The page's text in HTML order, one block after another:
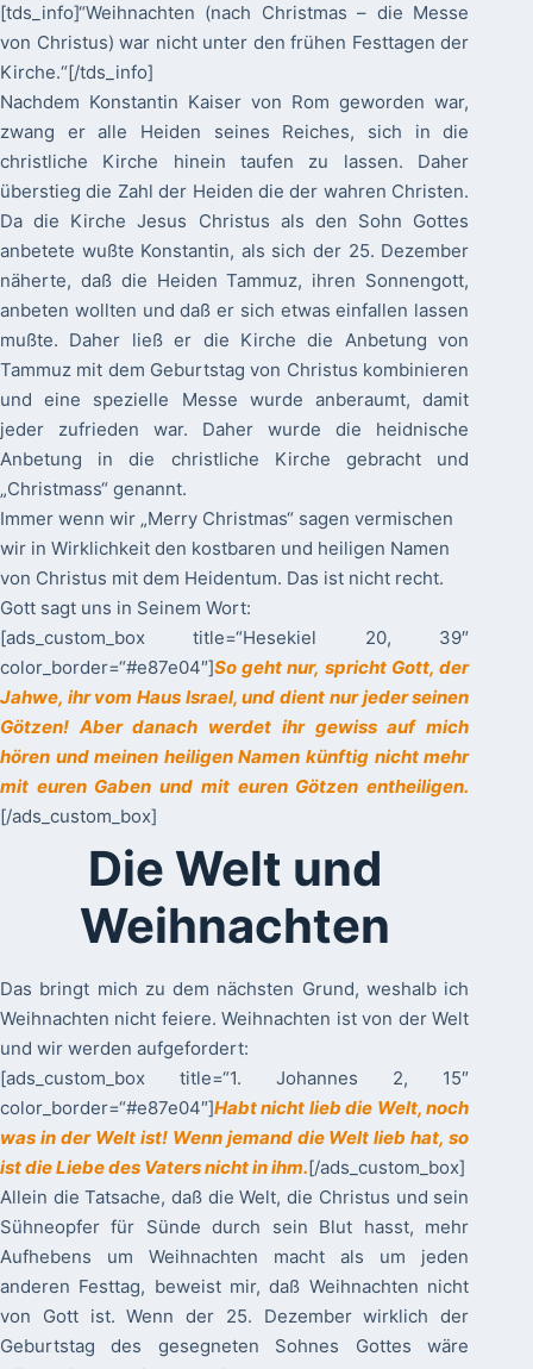
[tds_info]“Weihnachten (nach Christmas – die Messe
von Christus) war nicht unter den frühen Festtagen der
Kirche.“[/tds_info]
Nachdem Konstantin Kaiser von Rom geworden war,
zwang er alle Heiden seines Reiches, sich in die
christliche Kirche hinein taufen zu lassen. Daher
überstieg die Zahl der Heiden die der wahren Christen.
Da die Kirche Jesus Christus als den Sohn Gottes
anbetete wußte Konstantin, als sich der 25. Dezember
näherte, daß die Heiden Tammuz, ihren Sonnengott,
anbeten wollten und daß er sich etwas einfallen lassen
mußte. Daher ließ er die Kirche die Anbetung von
Tammuz mit dem Geburtstag von Christus kombinieren
und eine spezielle Messe wurde anberaumt, damit
jeder zufrieden war. Daher wurde die heidnische
Anbetung in die christliche Kirche gebracht und
„Christmass“ genannt.
Immer wenn wir „Merry Christmas“ sagen vermischen
wir in Wirklichkeit den kostbaren und heiligen Namen
von Christus mit dem Heidentum. Das ist nicht recht.
Gott sagt uns in Seinem Wort:
[ads_custom_box title=“Hesekiel 20, 39″
color_border=“#e87e04″]So geht nur, spricht Gott, der
Jahwe, ihr vom Haus Israel, und dient nur jeder seinen
Götzen! Aber danach werdet ihr gewiss auf mich
hören und meinen heiligen Namen künftig nicht mehr
mit euren Gaben und mit euren Götzen entheiligen.
[/ads_custom_box]
Die Welt und
Weihnachten
Das bringt mich zu dem nächsten Grund, weshalb ich
Weihnachten nicht feiere. Weihnachten ist von der Welt
und wir werden aufgefordert:
[ads_custom_box title=“1. Johannes 2, 15″
color_border=“#e87e04″]Habt nicht lieb die Welt, noch
was in der Welt ist! Wenn jemand die Welt lieb hat, so
ist die Liebe des Vaters nicht in ihm.[/ads_custom_box]
Allein die Tatsache, daß die Welt, die Christus und sein
Sühneopfer für Sünde durch sein Blut hasst, mehr
Aufhebens um Weihnachten macht als um jeden
anderen Festtag, beweist mir, daß Weihnachten nicht
von Gott ist. Wenn der 25. Dezember wirklich der
Geburtstag des gesegneten Sohnes Gottes wäre